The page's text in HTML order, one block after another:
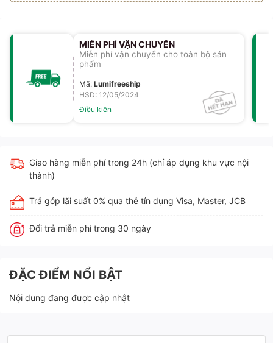
MIỄN PHÍ VẬN CHUYỂN
Miễn phí vận chuyển cho toàn bộ sản
phẩm
Mã: Lumifreeship
HSD: 12/05/2024
Điều kiện
Giao hàng miễn phí trong 24h (chỉ áp dụng khu vực nội
thành)
Trả góp lãi suất 0% qua thẻ tín dụng Visa, Master, JCB
Đổi trả miễn phí trong 30 ngày
ĐẶC ĐIỂM NỔI BẬT
Nội dung đang được cập nhật